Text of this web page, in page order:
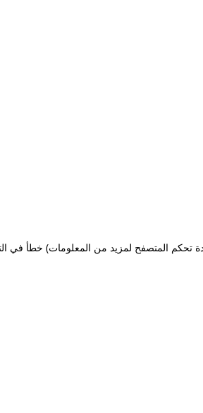
خطأ في تحكم المتصفح لمزيد من المعلومات)